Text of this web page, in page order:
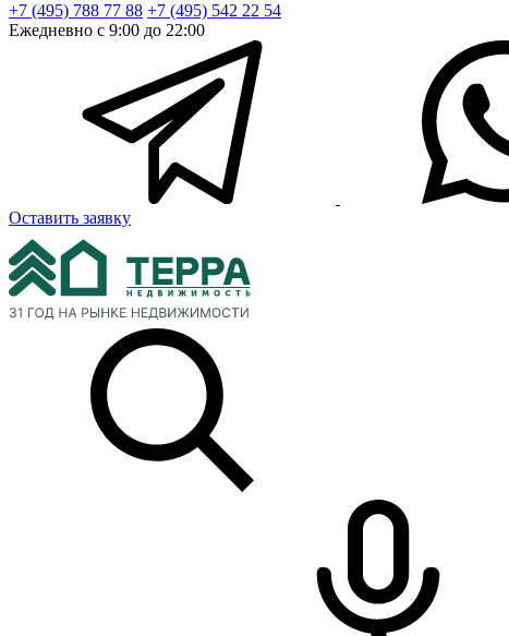
+7 (495) 788 77 88 +7 (495) 542 22 54
Ежедневно с 9:00 до 22:00
Оставить заявку